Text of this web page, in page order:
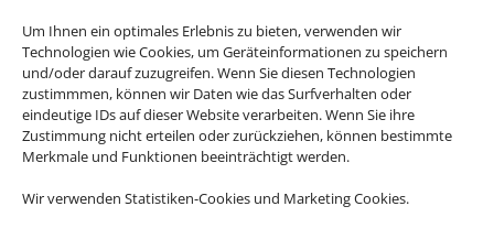
Um Ihnen ein optimales Erlebnis zu bieten, verwenden wir
Technologien wie Cookies, um Geräteinformationen zu speichern
und/oder darauf zuzugreifen. Wenn Sie diesen Technologien
zustimmmen, können wir Daten wie das Surfverhalten oder
eindeutige IDs auf dieser Website verarbeiten. Wenn Sie ihre
Zustimmung nicht erteilen oder zurückziehen, können bestimmte
Merkmale und Funktionen beeinträchtigt werden.
Wir verwenden Statistiken-Cookies und Marketing Cookies.
Hotel und Bahn